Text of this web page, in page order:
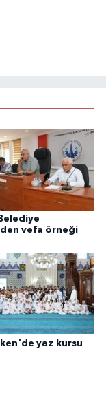
vefa örneği
yaz kursu